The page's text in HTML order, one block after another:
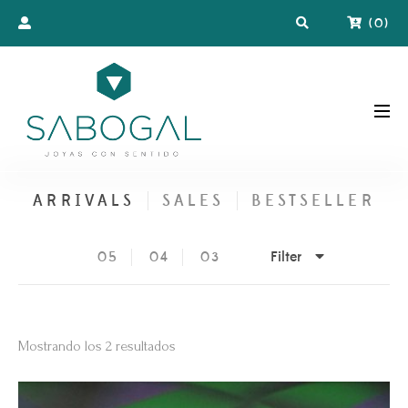
(0)
ARRIVALS SALES BESTSELLER
05 04 03 Filter
Mostrando los 2 resultados
los